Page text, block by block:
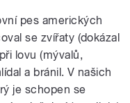
pes amerických
se zvířaty (dokázal
lovu (mývalů,
a bránil. V našich
je schopen se